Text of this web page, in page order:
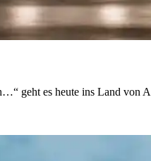
geht es heute ins Land